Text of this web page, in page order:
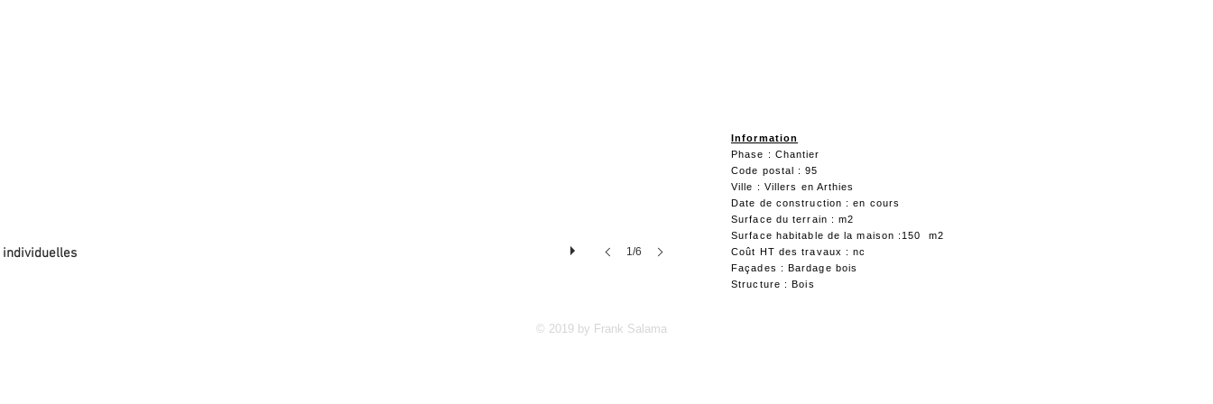
1/6
Information
Phase : Chantier
Code postal : 95
Ville : Villers en Arthies
Date de construction : en cours
Surface du terrain : m2
Surface habitable de la maison :150 m2
Coût HT des travaux : nc
Façades : Bardage bois
Structure : Bois
© 2019 by Frank Salama